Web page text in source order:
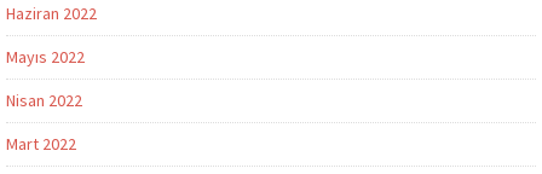
Haziran 2022
Mayıs 2022
Nisan 2022
Mart 2022